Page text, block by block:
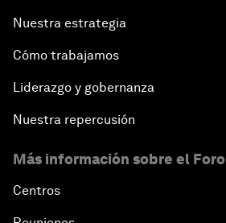
Nuestra estrategia
Cómo trabajamos
Liderazgo y gobernanza
Nuestra repercusión
Más información sobre el Foro
Centros